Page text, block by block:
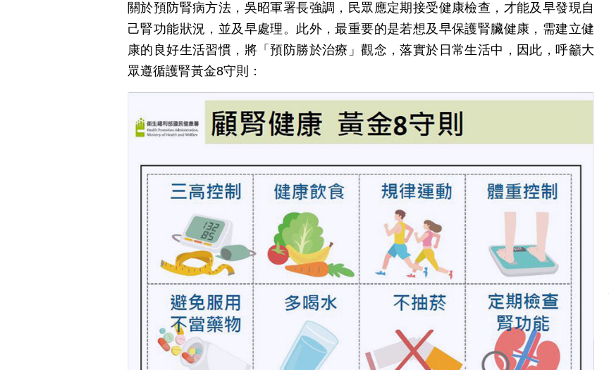
關於預防腎病方法，吳昭軍署長強調，民眾應定期接受健康檢查，才能及早發現自
己腎功能狀況，並及早處理。此外，最重要的是若想及早保護腎臟健康，需建立健
康的良好生活習慣，將「預防勝於治療」觀念，落實於日常生活中，因此，呼籲大
眾遵循護腎黃金8守則：